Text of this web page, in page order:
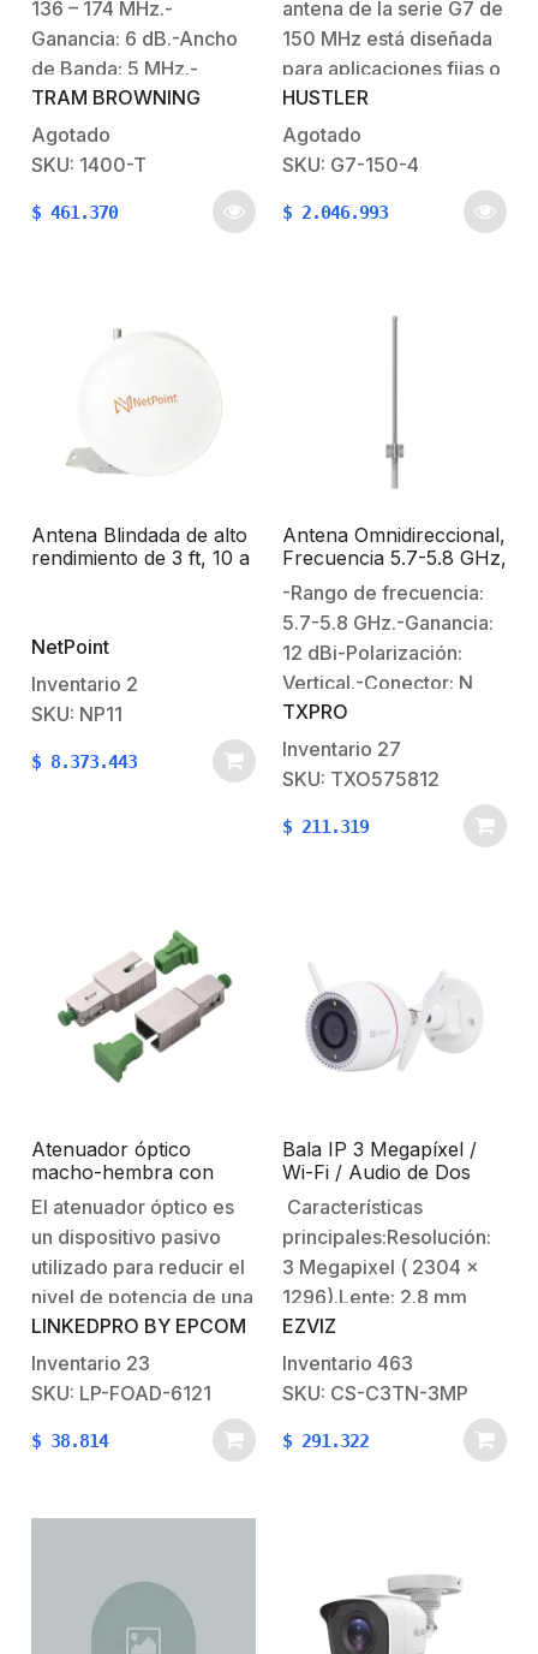
136 – 174 MHz.-
Ganancia: 6 dB.-Ancho
de Banda: 5 MHz.-
Potencia: 200 W.-
Conector: UHF Hembra.-
Longitud Máxima: 3m.-
193 km/h.
TRAM BROWNING
Agotado
SKU: 1400-T
$ 461.370
antena de la serie G7 de
150 MHz está diseñada
para aplicaciones fijas o
repetidoras, ofreciendo
una radiación de bajo
ángulo para una señal
óptima. Está construida
con aluminio y fibra de
diseño totalmente
HUSTLER
Agotado
SKU: G7-150-4
$ 2.046.993
Antena Blindada de alto
rendimiento de 3 ft, 10 a
Montaje con alineación
milimétrica.
NetPoint
Inventario 2
SKU: NP11
$ 8.373.443
Antena Omnidireccional,
Frecuencia 5.7-5.8 GHz,
Ganancia de 12 dBi,
conector N-hembra,
Dimensiones 3.8 x 55
cm / Peso 1.2 kg
-Rango de frecuencia:
5.7-5.8 GHz.-Ganancia:
12 dBi-Polarización:
Vertical.-Conector: N
Hembra.-Dimensiones:
3.8 x 52.3 cm.-
Resistencia al viento:
360° x 7°.
TXPRO
Inventario 27
SKU: TXO575812
$ 211.319
Atenuador óptico
macho-hembra con
conector SC/APC de
15dB para fibra
Monomodo
El atenuador óptico es
un dispositivo pasivo
utilizado para reducir el
nivel de potencia de una
señal óptica.
Generalmente se usa en
aplicaciones de larga
para evitar la
intensidad de la
señal.Baja…
LINKEDPRO BY EPCOM
Inventario 23
SKU: LP-FOAD-6121
$ 38.814
Bala IP 3 Megapíxel /
Wi-Fi / Audio de Dos
Vías / Visión Nocturna
en Color / Sirena /
Estrobo / Detección de
movimiento /
Notificación Push /
Ranura Para Memoria /
Uso en Exterior
Características
principales:Resolución:
3 Megapixel ( 2304 x
1296).Lente: 2.8 mm
(ángulo de apertura
109º).dWDRCompresión:
H.264, H.265IR 30 mts
antenas WiFi para mejor
incluida).Micrófono
Integrado y bocina
EZVIZ
Inventario 463
SKU: CS-C3TN-3MP
$ 291.322